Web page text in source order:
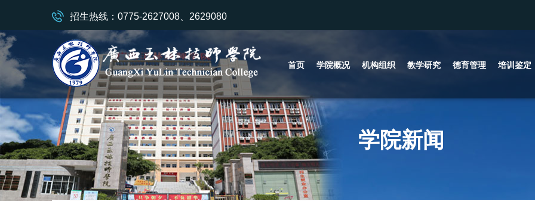
招生热线：0775-2627008、2629080
首页 学院概况 机构组织 教学研究 德育管理 培训鉴定
学院新闻